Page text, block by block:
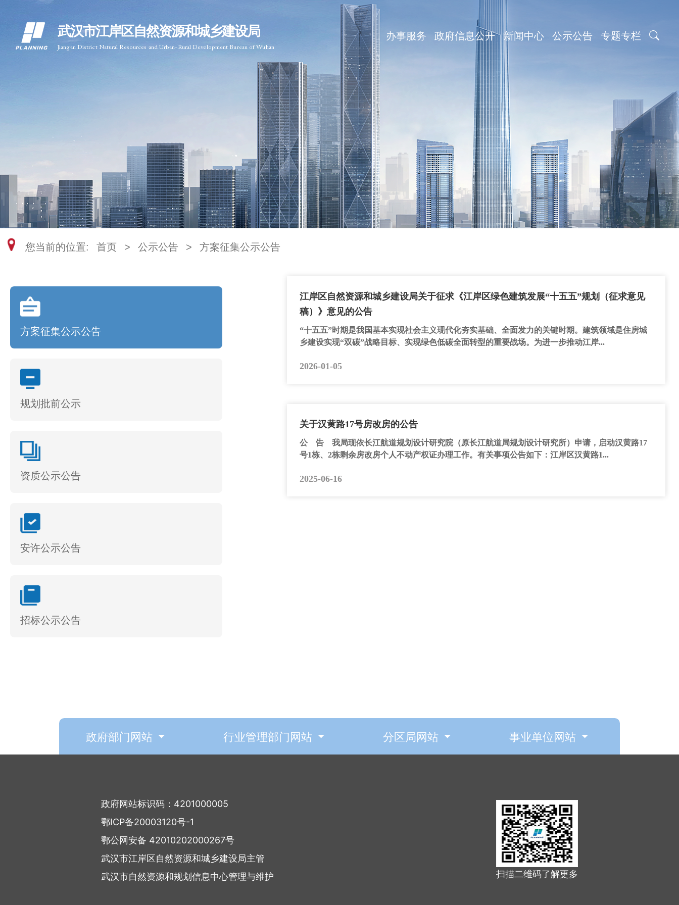
武汉市江岸区自然资源和城乡建设局
Jiangan District Natural Resources and Urban-Rural Development Bureau of Wuhan
办事服务 政府信息公开 新闻中心 公示公告 专题专栏
您当前的位置: 首页 > 公示公告 > 方案征集公示公告
方案征集公示公告
规划批前公示
资质公示公告
安许公示公告
招标公示公告
江岸区自然资源和城乡建设局关于征求《江岸区绿色建筑发展“十五五”规划（征求意见
稿）》意见的公告
“十五五”时期是我国基本实现社会主义现代化夯实基础、全面发力的关键时期。建筑领域是住房城
乡建设实现“双碳”战略目标、实现绿色低碳全面转型的重要战场。为进一步推动江岸...
2026-01-05
关于汉黄路17号房改房的公告
公 告 我局现依长江航道规划设计研究院（原长江航道局规划设计研究所）申请，启动汉黄路17
号1栋、2栋剩余房改房个人不动产权证办理工作。有关事项公告如下：江岸区汉黄路1...
2025-06-16
政府部门网站 行业管理部门网站 分区局网站 事业单位网站
政府网站标识码：4201000005
鄂ICP备20003120号-1
鄂公网安备 42010202000267号
武汉市江岸区自然资源和城乡建设局主管
武汉市自然资源和规划信息中心管理与维护
扫描二维码了解更多